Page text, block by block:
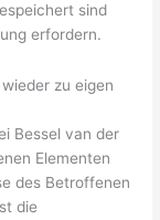
sind
erfordern.
zu eigen
Bessel van der
Elementen
des Betroffenen
die